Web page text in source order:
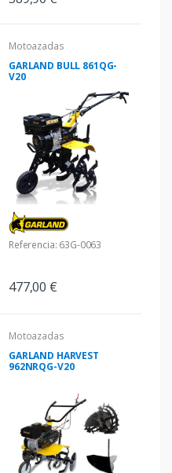
Motoazadas
GARLAND BULL 861QG-
V20
Referencia: 63G-0063
477,00 €
Motoazadas
GARLAND HARVEST
962NRQG-V20